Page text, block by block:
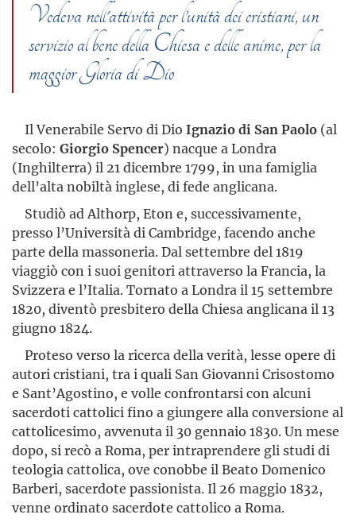
Vedeva nell'attività per l’unità dei cristiani, un
servizio al bene della Chiesa e delle anime, per la
maggior Gloria di Dio
Il Venerabile Servo di Dio Ignazio di San Paolo (al
secolo: Giorgio Spencer) nacque a Londra
(Inghilterra) il 21 dicembre 1799, in una famiglia
dell’alta nobiltà inglese, di fede anglicana.
Studiò ad Althorp, Eton e, successivamente,
presso l’Università di Cambridge, facendo anche
parte della massoneria. Dal settembre del 1819
viaggiò con i suoi genitori attraverso la Francia, la
Svizzera e l’Italia. Tornato a Londra il 15 settembre
1820, diventò presbitero della Chiesa anglicana il 13
giugno 1824.
Proteso verso la ricerca della verità, lesse opere di
autori cristiani, tra i quali San Giovanni Crisostomo
e Sant’Agostino, e volle confrontarsi con alcuni
sacerdoti cattolici fino a giungere alla conversione al
cattolicesimo, avvenuta il 30 gennaio 1830. Un mese
dopo, si recò a Roma, per intraprendere gli studi di
teologia cattolica, ove conobbe il Beato Domenico
Barberi, sacerdote passionista. Il 26 maggio 1832,
venne ordinato sacerdote cattolico a Roma.